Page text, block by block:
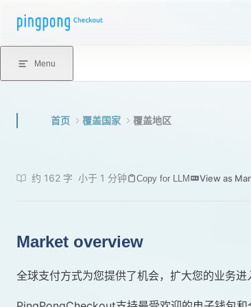
Skip to content
Menu
首页 覆盖国家 覆盖地区
约 162 字 小于 1 分钟 Copy for LLM View as
Market overview
全球支付方式为您提供了机会，扩大您的业务进